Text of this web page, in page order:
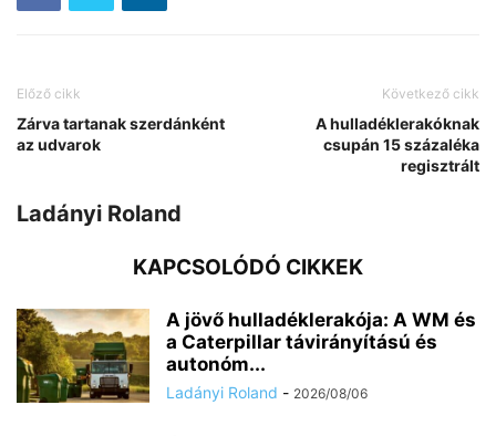
Előző cikk
Zárva tartanak szerdánként
az udvarok
Következő cikk
A hulladéklerakóknak
csupán 15 százaléka
regisztrált
Ladányi Roland
KAPCSOLÓDÓ CIKKEK
A jövő hulladéklerakója: A WM és
a Caterpillar távirányítású és
autonóm...
Ladányi Roland - 2026/08/06